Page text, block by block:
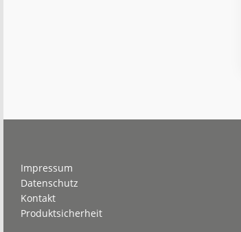
Impressum
Datenschutz
Kontakt
Produktsicherheit